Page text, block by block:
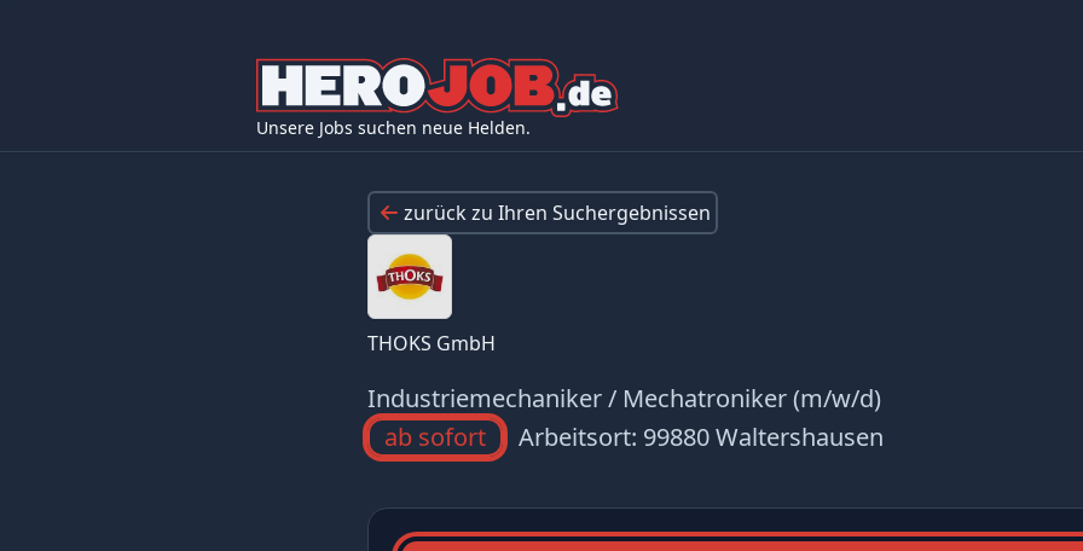
Unsere Jobs suchen neue Helden.
zurück zu Ihren Suchergebnissen
THOKS GmbH
Industriemechaniker / Mechatroniker (m/w/d)
ab sofort
Arbeitsort: 99880 Waltershausen